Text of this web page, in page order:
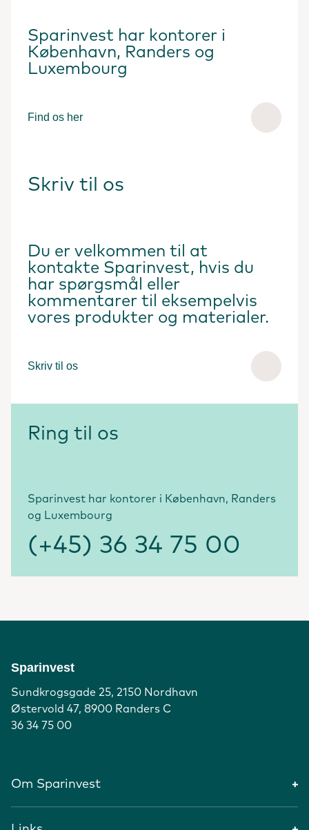
Sparinvest har kontorer i
København, Randers og
Luxembourg
Find os her
Skriv til os
Du er velkommen til at
kontakte Sparinvest, hvis du
har spørgsmål eller
kommentarer til eksempelvis
vores produkter og materialer.
Skriv til os
Ring til os
Sparinvest har kontorer i København, Randers
og Luxembourg
(+45) 36 34 75 00
Sparinvest
Sundkrogsgade 25, 2150 Nordhavn
Østervold 47, 8900 Randers C
36 34 75 00
Om Sparinvest